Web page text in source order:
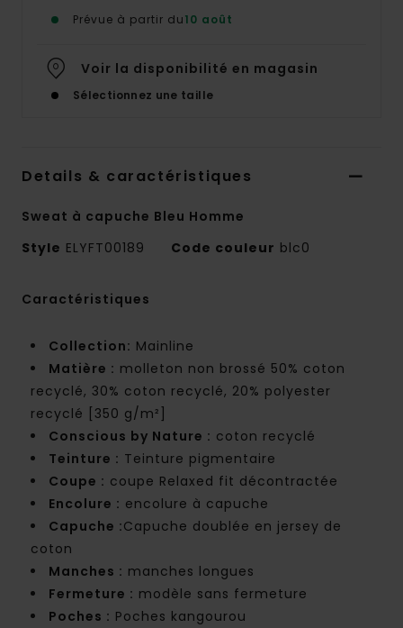
Prévue à partir du10 août
Voir la disponibilité en magasin
Sélectionnez une taille
Details & caractéristiques
Sweat à capuche Bleu Homme
Style ELYFT00189 Code couleur blc0
Caractéristiques
Collection: Mainline
Matière : molleton non brossé 50% coton
recyclé, 30% coton recyclé, 20% polyester
recyclé [350 g/m²]
Conscious by Nature : coton recyclé
Teinture : Teinture pigmentaire
Coupe : coupe Relaxed fit décontractée
Encolure : encolure à capuche
Capuche :Capuche doublée en jersey de
coton
Manches : manches longues
Fermeture : modèle sans fermeture
Poches : Poches kangourou